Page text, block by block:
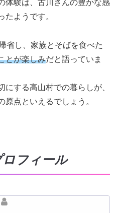
体験は、古川さんの豊かな感
たようです。
省し、家族とそばを食べた
とが楽しみだと語っていま
にする高山村での暮らしが、
点といえるでしょう。
フィール